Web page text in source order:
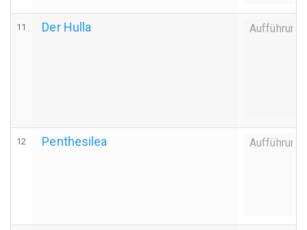
11 Der Hulla Aufführung
12 Penthesilea Aufführung